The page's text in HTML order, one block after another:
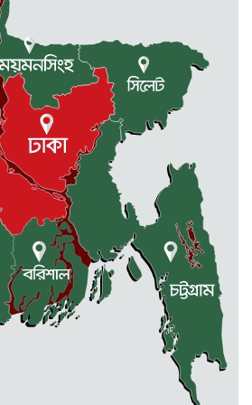
কেন্দুয়ায় ফাইভ ব্রাদার্স সোশাল
ওয়েলফেয়ার এসোসিয়েশনের উদ্যোগে
বৃক্ষরোপণ কর্মসূচী
মোহনগঞ্জ উপজেলা স্বাস্থ্য কম্প্লেক্স
কর্মকর্তা ডা. মোমেনুল এর অকাল মৃত্যু
নেত্রকোণায় মেরিট কেয়ার
অর্গানাইজেশনের উদ্যোগে ফ্রি মেডিক্যাল
ক্যাম্প অনুষ্ঠিত
মোহনগঞ্জ স্বাস্থ্য কমপ্লেক্সের ১২ জন
ডাক্তারকে কৈফিয়ত তলব